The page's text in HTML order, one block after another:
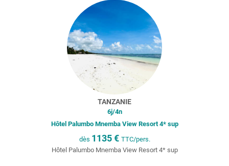
TANZANIE
6j/4n
Hôtel Palumbo Mnemba View Resort 4* sup
dès 1135€ TTC/pers.
Hôtel Palumbo Mnemba View Resort 4* sup